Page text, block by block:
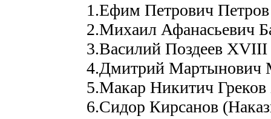
1.Ефим Петрович Петров
2.Михаил Афанасьевич
3.Василий Поздеев XVIII
4.Дмитрий Мартынович
5.Макар Никитич
6.Сидор Кирсанов